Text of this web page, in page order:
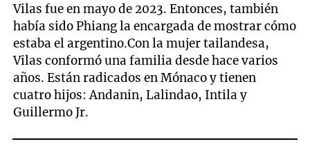
Vilas fue en mayo de 2023. Entonces, también
había sido Phiang la encargada de mostrar cómo
estaba el argentino.Con la mujer tailandesa,
Vilas conformó una familia desde hace varios
años. Están radicados en Mónaco y tienen
cuatro hijos: Andanin, Lalindao, Intila y
Guillermo Jr.